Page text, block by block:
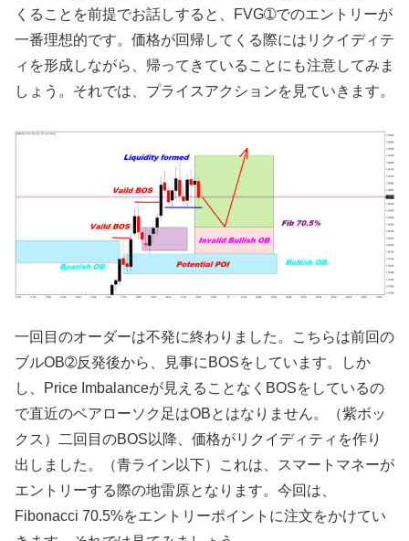
くることを前提でお話しすると、FVG➀でのエントリーが
一番理想的です。価格が回帰してくる際にはリクイディテ
ィを形成しながら、帰ってきていることにも注意してみま
しょう。それでは、プライスアクションを見ていきます。
一回目のオーダーは不発に終わりました。こちらは前回の
ブルOB➁反発後から、見事にBOSをしています。しか
し、Price Imbalanceが見えることなくBOSをしているの
で直近のベアローソク足はOBとはなりません。（紫ボッ
クス）二回目のBOS以降、価格がリクイディティを作り
出しました。（青ライン以下）これは、スマートマネーが
エントリーする際の地雷原となります。今回は、
Fibonacci 70.5%をエントリーポイントに注文をかけてい